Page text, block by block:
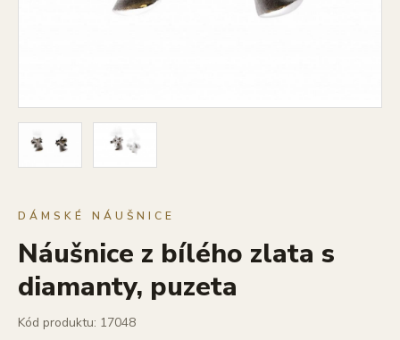
DÁMSKÉ NÁUŠNICE
Náušnice z bílého zlata s
diamanty, puzeta
Kód produktu: 17048